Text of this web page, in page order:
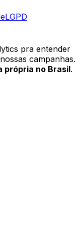
LGPD
pra entender
campanhas.
no Brasil.